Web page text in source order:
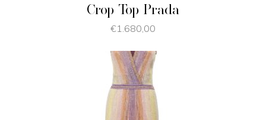
Crop Top Prada
€1.680,00